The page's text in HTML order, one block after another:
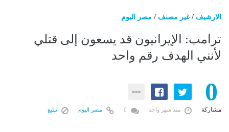
الارشيف /غير مصنف / مصر اليوم
ترامب: الإيرانيون قد يسعون إلى قتلي
لأنني الهدف رقم واحد
0
مشاركة منذ شهر واحد مصر اليوم تبليغ